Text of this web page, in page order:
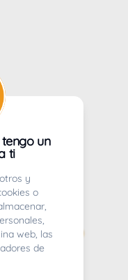
tengo un
ti
y
o
web, las
de